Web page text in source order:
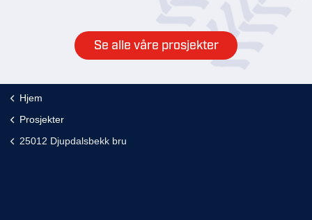
Se alle våre prosjekter
Hjem
Prosjekter
25012 Djupdalsbekk bru